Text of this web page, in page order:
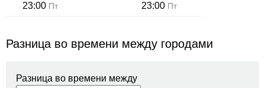
23:00 Пт 23:00 Пт
Разница во времени между городами
Разница во времени между